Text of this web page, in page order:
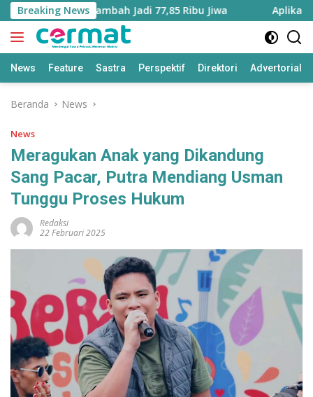
Langsung
ke
konten
Breaking News
Utara Bertambah Jadi 77,85 Ribu Jiwa Aplikasi
News Feature Sastra Perspektif Direktori Advertorial
Beranda News
News
Meragukan Anak yang Dikandung
Sang Pacar, Putra Mendiang Usman
Tunggu Proses Hukum
Redaksi
22 Februari 2025